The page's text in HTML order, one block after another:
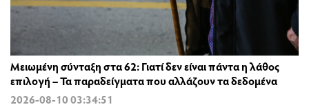
Μειωμένη σύνταξη στα 62: Γιατί δεν είναι πάντα η λάθος
επιλογή – Τα παραδείγματα που αλλάζουν τα δεδομένα
2026-08-10 03:34:51